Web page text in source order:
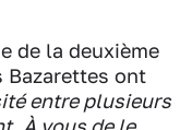
de la deuxième
Bazarettes ont
entre plusieurs